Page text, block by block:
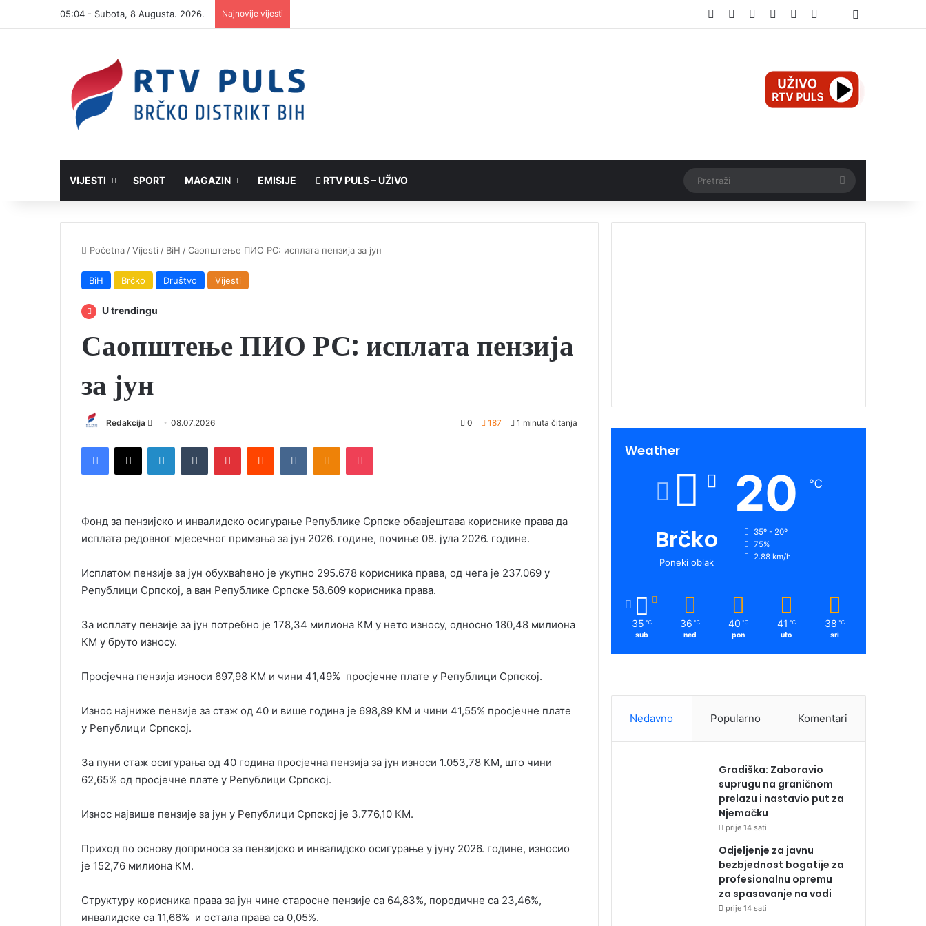
05:04 - Subota, 8 Augusta. 2026. Najnovije vijesti Facebook PinterestYouTubeInstagram Threads
VIJESTI SPORT MAGAZIN EMISIJE RTV PULS – UŽIVO
Početna /Vijesti / BiH /Саопштење ПИО РС: исплата пензија за јун
BiH Brčko Društvo Vijesti
U trendingu
Саопштење ПИО РС: исплата пензија
за јун
Redakcija
d
e
m
i
l
08.07.2026 0 187 1 minuta čitanja
Фонд за пензијско и инвалидско осигурање Републике Српске обавјештава кориснике права да
исплата редовног мјесечног примања за јун 2026. године, почиње 08. јула 2026. године.
Исплатом пензије за јун обухваћено је укупно 295.678 корисника права, од чега је 237.069 у
Републици Српској, а ван Републике Српске 58.609 корисника права.
За исплату пензије за јун потребно је 178,34 милиона КМ у нето износу, односно 180,48 милиона
КМ у бруто износу.
Просјечна пензија износи 697,98 КМ и чини 41,49% просјечне плате у Републици Српској.
Износ најниже пензије за стаж oд 40 и више година je 698,89 КМ и чини 41,55% просјечне плате
у Републици Српској.
За пуни стаж осигурања од 40 година просјечна пензија за јун износи 1.053,78 КМ, што чини
62,65% од просјечне плате у Републици Српској.
Износ највише пензије за јун у Републици Српској је 3.776,10 КМ.
Приход по основу доприноса за пензијско и инвалидско осигурање у јуну 2026. године, износио
је 152,76 милиона КМ.
Структуру корисника права за јун чине старосне пензије са 64,83%, породичне са 23,46%,
инвалидске са 11,66% и остала права са 0,05%.
Weather
Brčko
Poneki oblak
20 ℃
35º - 20º
75%
2.88 km/h
35 ℃
sub
36 ℃
ned
40 ℃
pon
41 ℃
uto
38 ℃
sri
Nedavno Popularno Komentari
Gradiška: Zaboravio
suprugu na graničnom
prelazu i nastavio put za
Njemačku
prije 14 sati
Odjeljenje za javnu
bezbjednost bogatije za
profesionalnu opremu
za spasavanje na vodi
prije 14 sati